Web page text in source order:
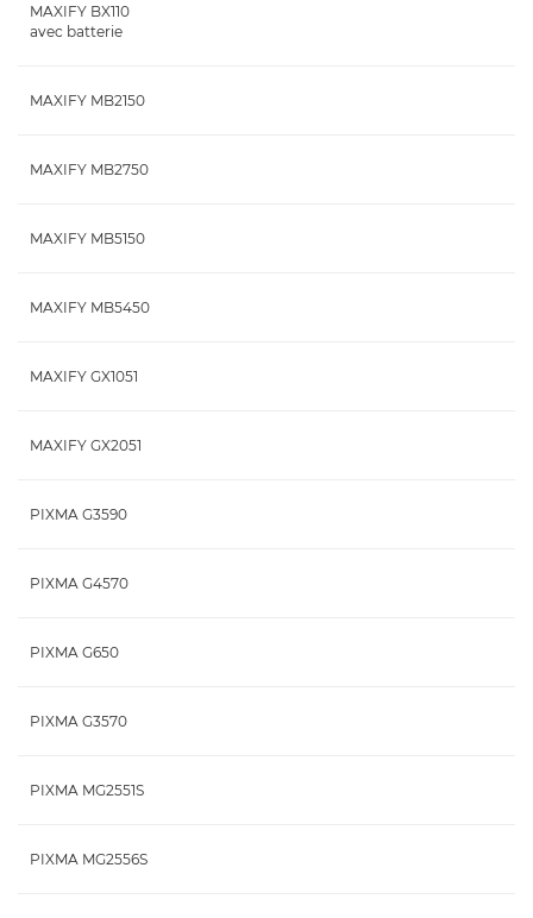
MAXIFY BX110
avec batterie
MAXIFY MB2150
MAXIFY MB2750
MAXIFY MB5150
MAXIFY MB5450
MAXIFY GX1051
MAXIFY GX2051
PIXMA G3590
PIXMA G4570
PIXMA G650
PIXMA G3570
PIXMA MG2551S
PIXMA MG2556S